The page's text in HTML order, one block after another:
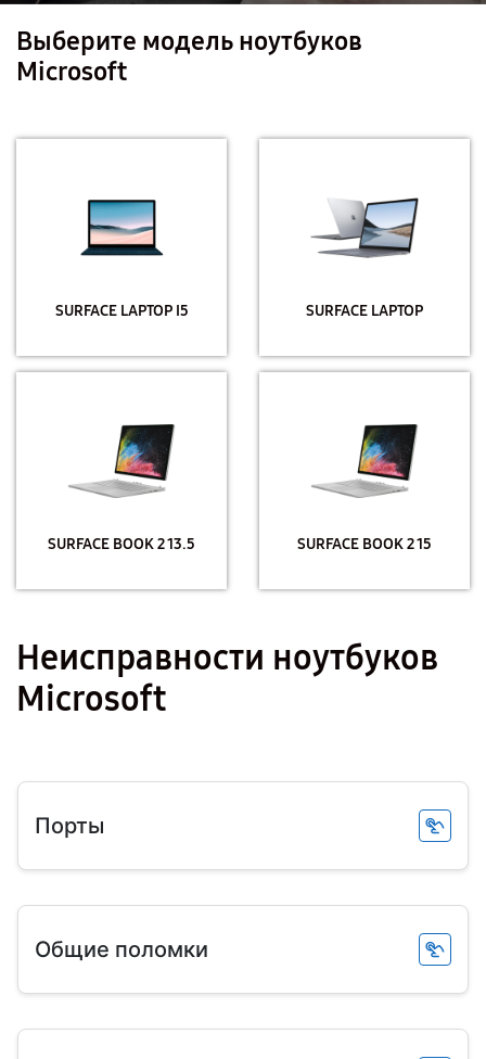
Выберите модель ноутбуков
Microsoft
SURFACE LAPTOP I5 SURFACE LAPTOP
SURFACE BOOK 2 13.5 SURFACE BOOK 2 15
Неисправности ноутбуков
Microsoft
Порты
Общие поломки